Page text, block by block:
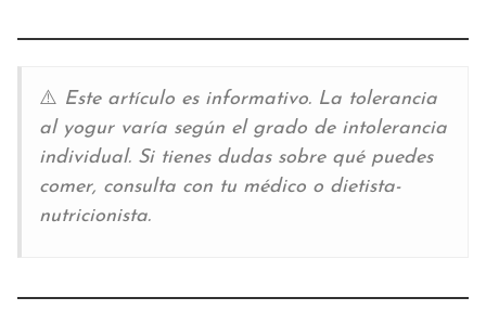
⚠️ Este artículo es informativo. La tolerancia
al yogur varía según el grado de intolerancia
individual. Si tienes dudas sobre qué puedes
comer, consulta con tu médico o dietista-
nutricionista.